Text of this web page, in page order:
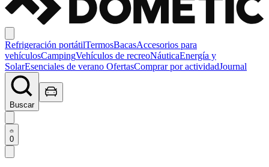
Refrigeración portátilTermosBacasAccesorios para
vehículosCampingVehículos de recreoNáuticaEnergía y
SolarEsenciales de verano OfertasComprar por actividadJournal
Buscar
0